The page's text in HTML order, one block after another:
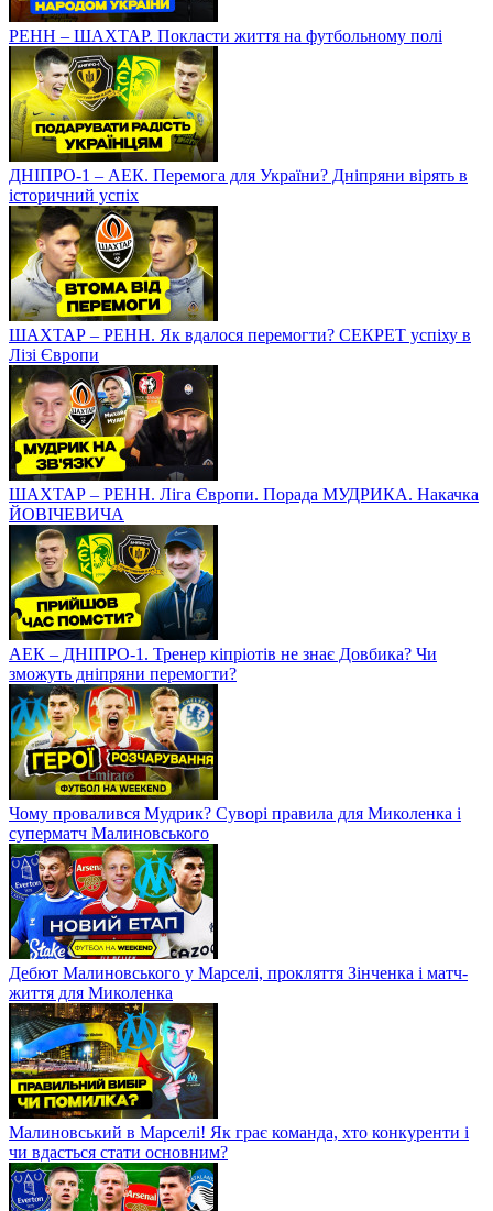
РЕНН – ШАХТАР. Покласти життя на футбольному полі
ДНІПРО-1 – АЕК. Перемога для України? Дніпряни вірять в
історичний успіх
ШАХТАР – РЕНН. Як вдалося перемогти? СЕКРЕТ успіху в
Лізі Європи
ШАХТАР – РЕНН. Ліга Європи. Порада МУДРИКА. Накачка
ЙОВІЧЕВИЧА
АЕК – ДНІПРО-1. Тренер кіпріотів не знає Довбика? Чи
зможуть дніпряни перемогти?
Чому провалився Мудрик? Суворі правила для Миколенка і
суперматч Малиновського
Дебют Малиновського у Марселі, прокляття Зінченка і матч-
життя для Миколенка
Малиновський в Марселі! Як грає команда, хто конкуренти і
чи вдасться стати основним?